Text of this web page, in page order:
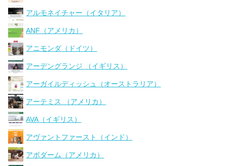
アルモネイチャー（イタリア）
ANF（アメリカ）
アニモンダ（ドイツ）
アーデングランジ （イギリス）
アーガイルディッシュ（オーストラリア）
アーテミス （アメリカ）
AVA（イギリス）
アヴァントファースト（インド）
アボダーム（アメリカ）